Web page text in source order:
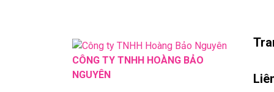
CÔNG TY TNHH HOÀNG BẢO
NGUYÊN